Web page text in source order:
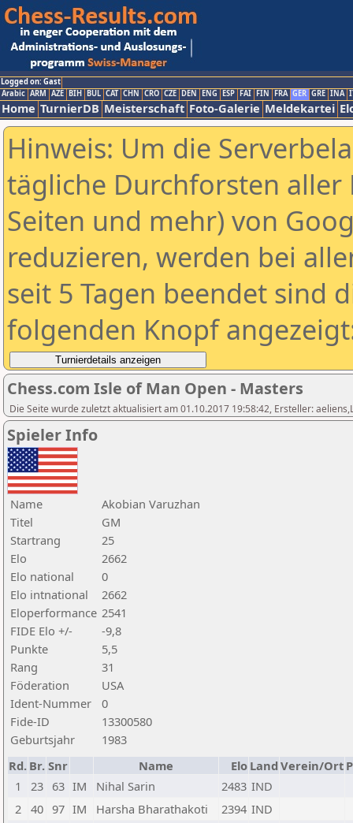
Logged on: Gast
Arabic ARM AZE BIH BUL CAT CHN CRO CZE DEN ENG ESP FAI FIN FRA GER GRE INA
Home TurnierDB Meisterschaft Foto-Galerie Meldekartei
Hinweis: Um die
tägliche Durchforsten aller
Seiten und mehr) von
reduzieren, werden bei
seit 5 Tagen beendet sind
folgenden Knopf
Chess.com Isle of Man Open - Masters
Die Seite wurde zuletzt aktualisiert am 01.10.2017 19:58:42, Ersteller:
Spieler Info
Name
Akobian Varuzhan
Titel
GM
Startrang
25
Elo
2662
Elo national
0
Elo intnational
2662
Eloperformance 2541
FIDE Elo +/-
-9,8
Punkte
5,5
Rang
31
Föderation
USA
Ident-Nummer
0
Fide-ID
13300580
Geburtsjahr
1983
Rd. Br. Snr Name Elo Land Verein/Ort
1
23 63 IM Nihal Sarin 2483 IND
2
40 97 IM Harsha Bharathakoti 2394 IND